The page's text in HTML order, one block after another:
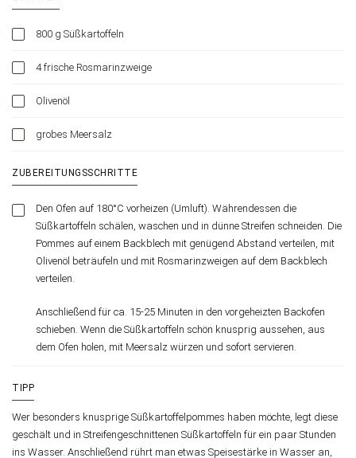
800 g Süßkartoffeln
4 frische Rosmarinzweige
Olivenöl
grobes Meersalz
ZUBEREITUNGSSCHRITTE
Den Ofen auf 180°C vorheizen (Umluft). Währendessen die
Süßkartoffeln schälen, waschen und in dünne Streifen schneiden. Die
Pommes auf einem Backblech mit genügend Abstand verteilen, mit
Olivenöl beträufeln und mit Rosmarinzweigen auf dem Backblech
verteilen.
Anschließend für ca. 15-25 Minuten in den vorgeheizten Backofen
schieben. Wenn die Süßkartoffeln schön knusprig aussehen, aus
dem Ofen holen, mit Meersalz würzen und sofort servieren.
TIPP
Wer besonders knusprige Süßkartoffelpommes haben möchte, legt diese
geschält und in Streifengeschnittenen Süßkartoffeln für ein paar Stunden
ins Wasser. Anschließend rührt man etwas Speisestärke in Wasser an,